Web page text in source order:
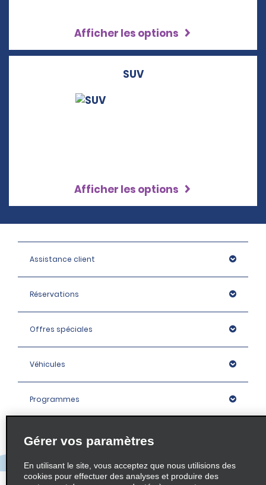
Afficher les options
SUV
Afficher les options
Assistance client
Réservations
Offres spéciales
Véhicules
Programmes
Entreprise
Agences
Gérer vos paramètres
En utilisant le site, vous acceptez que nous utilisions des
cookies pour effectuer des analyses et produire des